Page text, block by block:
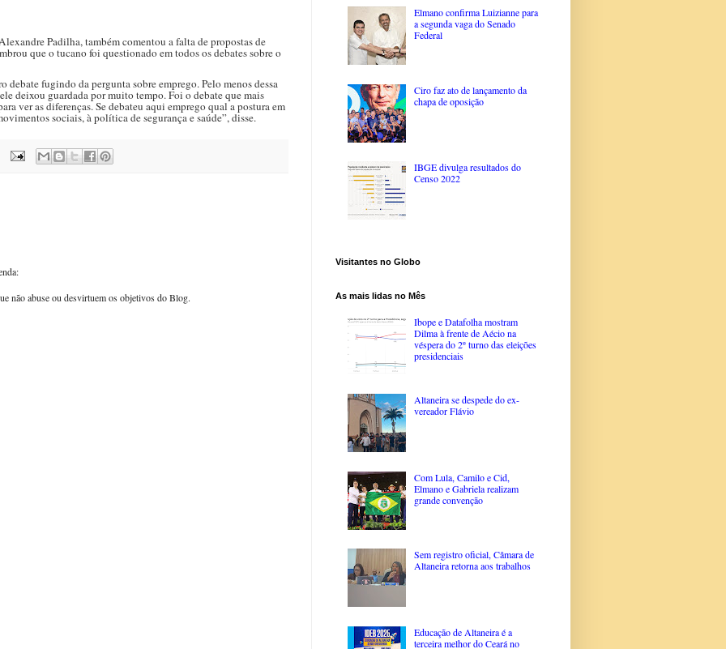
Padilha, também comentou a falta de propostas de
que o tucano foi questionado em todos os debates sobre o
debate fugindo da pergunta sobre emprego. Pelo menos dessa
deixou guardada por muito tempo. Foi o debate que mais
ver as diferenças. Se debateu aqui emprego qual a postura em
sociais, à política de segurança e saúde”, disse.
não abuse ou desvirtuem os objetivos do Blog.
Elmano confirma Luizianne para
a segunda vaga do Senado
Federal
Ciro faz ato de lançamento da
chapa de oposição
IBGE divulga resultados do
Censo 2022
Visitantes no Globo
As mais lidas no Mês
Ibope e Datafolha mostram
Dilma à frente de Aécio na
véspera do 2º turno das eleições
presidenciais
Altaneira se despede do ex-
vereador Flávio
Com Lula, Camilo e Cid,
Elmano e Gabriela realizam
grande convenção
Sem registro oficial, Câmara de
Altaneira retorna aos trabalhos
Educação de Altaneira é a
terceira melhor do Ceará no